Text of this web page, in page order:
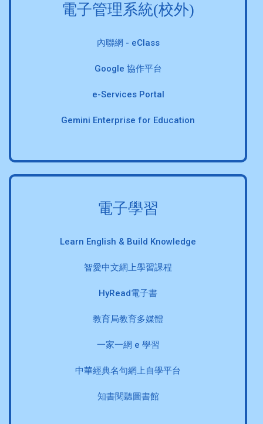
電子管理系統(校外)
內聯網 - eClass
Google 協作平台
e-Services Portal
Gemini Enterprise for Education
電子學習
Learn English & Build Knowledge
智愛中文網上學習課程
HyRead電子書
教育局教育多媒體
一家一網 e 學習
中華經典名句網上自學平台
知書閱聽圖書館